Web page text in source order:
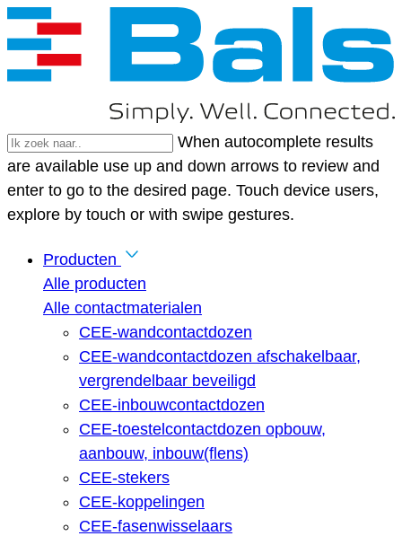
When autocomplete results
are available use up and down arrows to review and
enter to go to the desired page. Touch device users,
explore by touch or with swipe gestures.
Producten
Alle producten
Alle contactmaterialen
CEE-wandcontactdozen
CEE-wandcontactdozen afschakelbaar,
vergrendelbaar beveiligd
CEE-inbouwcontactdozen
CEE-toestelcontactdozen opbouw,
aanbouw, inbouw(flens)
CEE-stekers
CEE-koppelingen
CEE-fasenwisselaars